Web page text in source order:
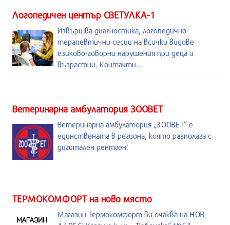
Логопедичен център СВЕТУЛКА-1
Извършва диагностика, логопедично-
терапевтични сесии на всички видове
езиково-говорни нарушения при деца и
възрастни. Контакти...
Ветеринарна амбулатория ЗООВЕТ
Ветеринарна амбулатория „ЗООВЕТ” е
единствената в региона, която разполага с
дигитален рентген!
ТЕРМОКОМФОРТ на ново място
Магазин Термокомфорт ви очаква на НОВ